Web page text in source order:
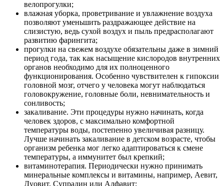
велопрогулки;
влажная уборка, проветривание и увлажнение воздуха
позволяют уменьшить раздражающее действие на
слизистую, ведь сухой воздух и пыль предрасполагают
развитию фарингита;
прогулки на свежем воздухе обязательны даже в зимний
период года, так как насыщение кислородов внутренних
органов необходимо для их полноценного
функционирования. Особенно чувствителен к гипоксии
головной мозг, отчего у человека могут наблюдаться
головокружение, головные боли, невнимательность и
сонливость;
закаливание. Эти процедуры нужно начинать, когда
человек здоров, с максимально комфортной
температуры воды, постепенно увеличивая разницу.
Лучше начинать закаливание в детском возрасте, чтобы
организм ребенка мог легко адаптироваться к смене
температуры, а иммунитет был крепкий;
витаминотерапия. Периодически нужно принимать
минеральные комплексы и витамины, например, Аевит,
Дуовит, Супрадин или Алфавит;